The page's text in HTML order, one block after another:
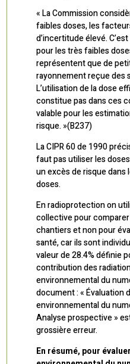
« La Commission
faibles doses, les
d’incertitude élevé.
pour les très faibles
représentent que de
rayonnement reçue des
L’utilisation de la dose
constitue pas dans ces
valable pour les
risque. »(B237)
La CIPR 60 de 1990
faut pas utiliser les
un excès de risque dans
doses.
En radioprotection on
collective pour
chantiers et non pour
santé, car ils sont
valeur de 28.4% définie
contribution des
environnemental du
document : « Évaluation
environnemental du
Analyse prospective »
grossière erreur.
En résumé, pour